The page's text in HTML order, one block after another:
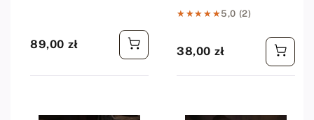
Cena regularna
89,00 zł
★★★★★
★★★★★5,0 (2)
Cena regularna
38,00 zł